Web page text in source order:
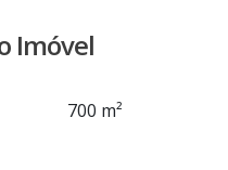
Imóvel
700 m²